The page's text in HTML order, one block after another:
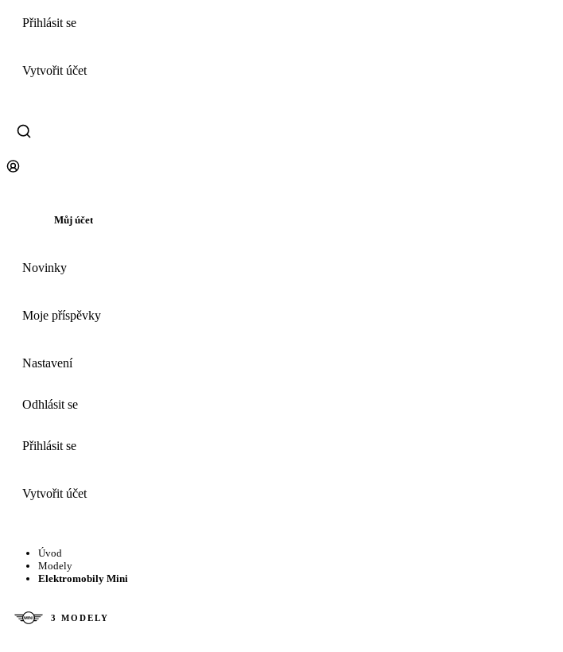
Přihlásit se
Vytvořit účet
Můj účet
Novinky
Moje příspěvky
Nastavení
Odhlásit se
Přihlásit se
Vytvořit účet
Úvod
Modely
Elektromobily Mini
3 MODELY